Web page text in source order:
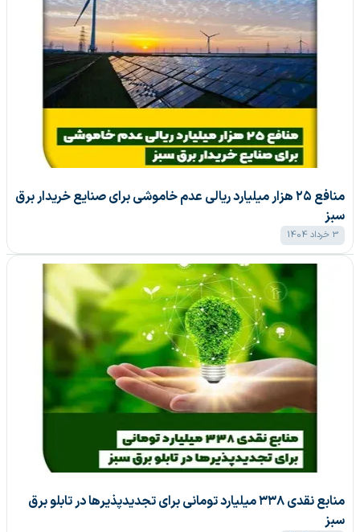
منافع ۲۵ هزار میلیارد ریالی عدم خاموشی برای صنایع خریدار برق
سبز
3 خرداد 1404
منابع نقدی ۳۳۸ میلیارد تومانی برای تجدیدپذیر‌ها در تابلو برق
سبز